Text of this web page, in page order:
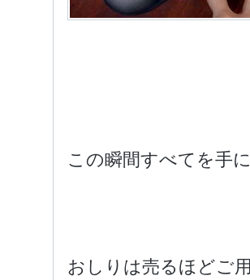
この瞬間すべてを手
おしりは売るほどご